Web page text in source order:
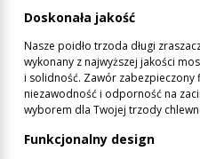
Doskonała jakość
Nasze poidło trzoda długi
wykonany z najwyższej jakości
i solidność. Zawór zabezpieczony
niezawodność i odporność na
wyborem dla Twojej trzody
Funkcjonalny design